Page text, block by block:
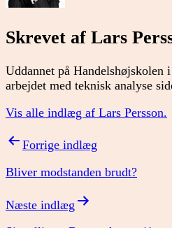
Skrevet af Lars
Uddannet på Handelshøjskolen
arbejdet med teknisk analyse
Vis alle indlæg af Lars Persson.
Indlægsnavigation
Forrige indlæg
Bliver modstanden brudt?
Næste indlæg